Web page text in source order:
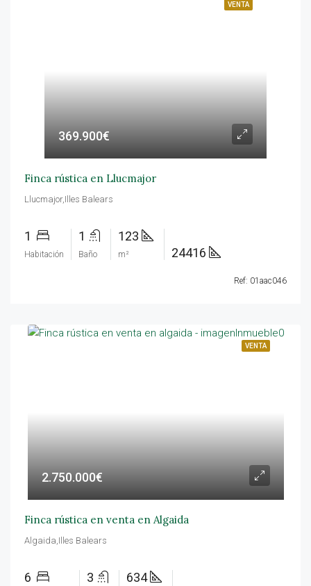
VENTA
369.900€
Finca rústica en Llucmajor
Llucmajor,Illes Balears
1
Habitación
1
Baño
123
m² 24416
Ref: 01aac046
VENTA
2.750.000€
Finca rústica en venta en Algaida
Algaida,Illes Balears
6 3 634